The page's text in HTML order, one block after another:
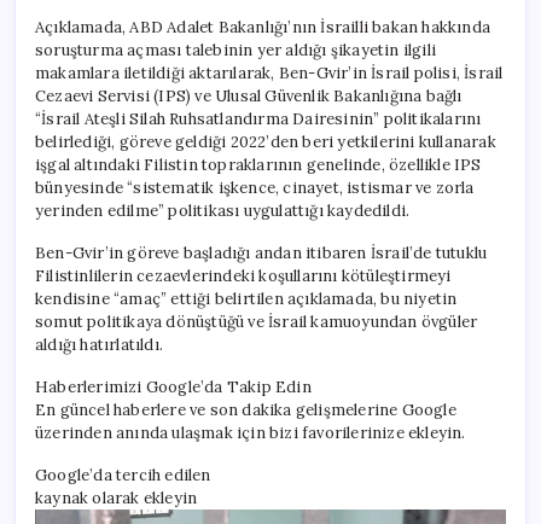
edildi
için
Açıklamada, ABD Adalet Bakanlığı’nın İsrailli bakan hakkında
soruşturma açması talebinin yer aldığı şikayetin ilgili
makamlara iletildiği aktarılarak, Ben-Gvir’in İsrail polisi, İsrail
Cezaevi Servisi (IPS) ve Ulusal Güvenlik Bakanlığına bağlı
“İsrail Ateşli Silah Ruhsatlandırma Dairesinin” politikalarını
belirlediği, göreve geldiği 2022’den beri yetkilerini kullanarak
işgal altındaki Filistin topraklarının genelinde, özellikle IPS
bünyesinde “sistematik işkence, cinayet, istismar ve zorla
yerinden edilme” politikası uygulattığı kaydedildi.
Ben-Gvir’in göreve başladığı andan itibaren İsrail’de tutuklu
Filistinlilerin cezaevlerindeki koşullarını kötüleştirmeyi
kendisine “amaç” ettiği belirtilen açıklamada, bu niyetin
somut politikaya dönüştüğü ve İsrail kamuoyundan övgüler
aldığı hatırlatıldı.
Haberlerimizi Google’da Takip Edin
En güncel haberlere ve son dakika gelişmelerine Google
üzerinden anında ulaşmak için bizi favorilerinize ekleyin.
Google’da tercih edilen
kaynak olarak ekleyin